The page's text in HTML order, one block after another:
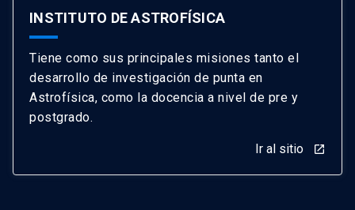
INSTITUTO DE ASTROFÍSICA
Tiene como sus principales misiones tanto el
desarrollo de investigación de punta en
Astrofísica, como la docencia a nivel de pre y
postgrado.
Ir al sitio launch